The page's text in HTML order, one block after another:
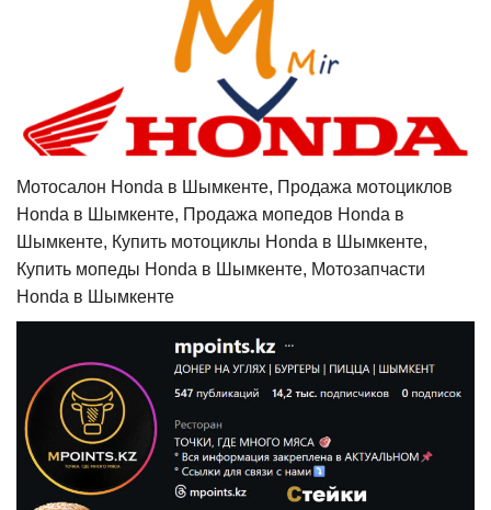
Мотосалон Honda в Шымкенте, Продажа мотоциклов
Honda в Шымкенте, Продажа мопедов Honda в
Шымкенте, Купить мотоциклы Honda в Шымкенте,
Купить мопеды Honda в Шымкенте, Мотозапчасти
Honda в Шымкенте